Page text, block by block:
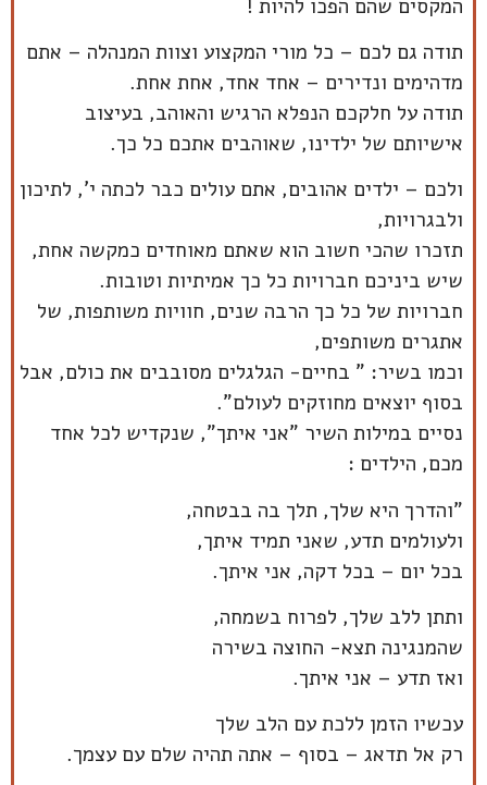
המקסים שהם הפכו להיות !
תודה גם לכם – כל מורי המקצוע וצוות המנהלה – אתם
מדהימים ונדירים – אחד אחד, אחת אחת.
תודה על חלקכם הנפלא הרגיש והאוהב, בעיצוב
אישיותם של ילדינו, שאוהבים אתכם כל כך.
ולכם – ילדים אהובים, אתם עולים כבר לכתה י', לתיכון
ולבגרויות,
תזכרו שהכי חשוב הוא שאתם מאוחדים כמקשה אחת,
שיש ביניכם חברויות כל כך אמיתיות וטובות.
חברויות של כל כך הרבה שנים, חוויות משותפות, של
אתגרים משותפים,
וכמו בשיר: " בחיים- הגלגלים מסובבים את כולם, אבל
בסוף יוצאים מחוזקים לעולם".
נסיים במילות השיר "אני איתך", שנקדיש לכל אחד
מכם, הילדים :
"והדרך היא שלך, תלך בה בבטחה,
ולעולמים תדע, שאני תמיד איתך,
בכל יום – בכל דקה, אני איתך.
ותתן ללב שלך, לפרוח בשמחה,
שהמנגינה תצא- החוצה בשירה
ואז תדע – אני איתך.
עכשיו הזמן ללכת עם הלב שלך
רק אל תדאג – בסוף – אתה תהיה שלם עם עצמך.